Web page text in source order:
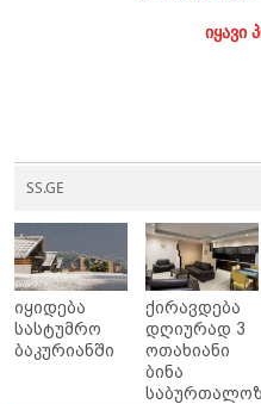
იყავი
SS.GE
იყიდება
სასტუმრო
ბაკურიანში
ქირავდება
დღიურად 3
ოთახიანი
ბინა